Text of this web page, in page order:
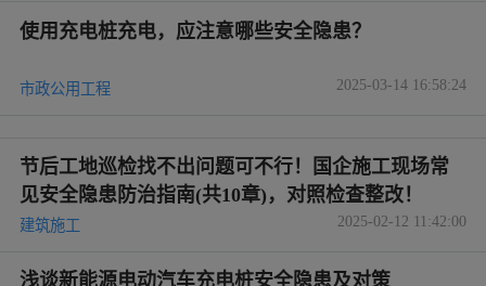
使用充电桩充电，应注意哪些安全隐患？
市政公用工程 2025-03-14 16:58:24
节后工地巡检找不出问题可不行！国企施工现场常
见安全隐患防治指南(共10章)，对照检查整改！
建筑施工 2025-02-12 11:42:00
浅谈新能源电动汽车充电桩安全隐患及对策